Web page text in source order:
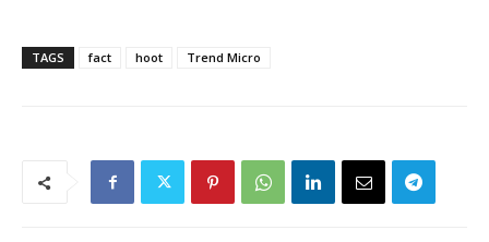
TAGS fact hoot Trend Micro